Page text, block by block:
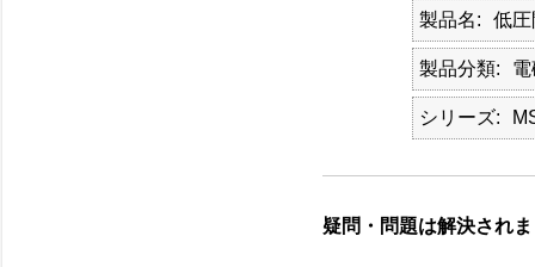
製品名 低
製品分類
シリーズ
疑問・問題は解決され